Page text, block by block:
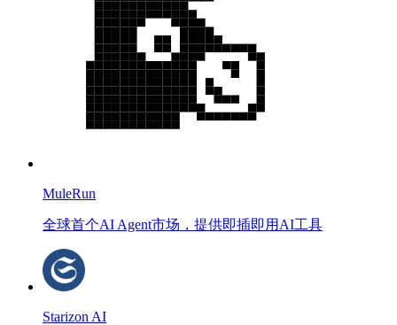
MuleRun
全球首个AI Agent市场，提供即插即用AI工具
Starizon AI